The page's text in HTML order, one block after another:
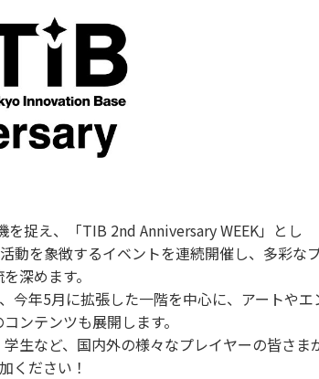
捉え、「TIB 2nd Anniversary WEEK」とし
動を象徴するイベントを連続開催し、多彩な
深めます。
今年5月に拡張した一階を中心に、アートやエ
ンテンツも展開します。
生など、国内外の様々なプレイヤーの皆さま
ください！